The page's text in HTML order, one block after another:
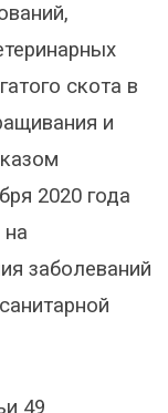
скота в
и
2020 года
заболеваний
49